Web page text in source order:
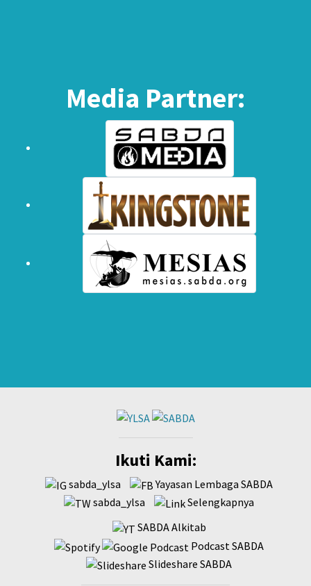
Media Partner:
Ikuti Kami:
sabda_ylsa
Yayasan Lembaga SABDA
sabda_ylsa
Selengkapnya
SABDA Alkitab
Podcast SABDA
Slideshare SABDA